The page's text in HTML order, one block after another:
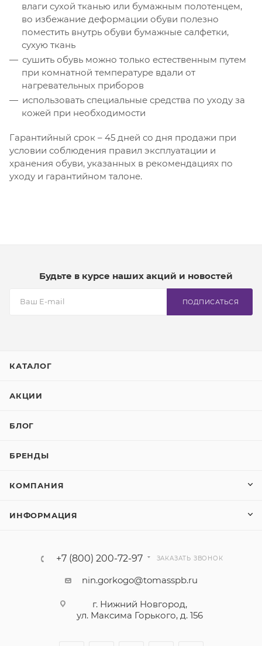
влаги сухой тканью или бумажным полотенцем,
во избежание деформации обуви полезно
поместить внутрь обуви бумажные салфетки,
сухую ткань
сушить обувь можно только естественным путем
при комнатной температуре вдали от
нагревательных приборов
использовать специальные средства по уходу за
кожей при необходимости
Гарантийный срок – 45 дней со дня продажи при
условии соблюдения правил эксплуатации и
хранения обуви, указанных в рекомендациях по
уходу и гарантийном талоне.
Будьте в курсе наших акций и новостей
ПОДПИСАТЬСЯ
КАТАЛОГ
АКЦИИ
БЛОГ
БРЕНДЫ
КОМПАНИЯ
ИНФОРМАЦИЯ
+7 (800) 200-72-97 ЗАКАЗАТЬ ЗВОНОК
nin.gorkogo@tomasspb.ru
г. Нижний Новгород,
ул. Максима Горького, д. 156